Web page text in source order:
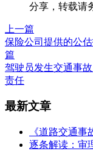
分享，转载请
上一篇
保险公司提供的公
篇
驾驶员发生交通事
责任
最新文章
《道路交通
逐条解读：审